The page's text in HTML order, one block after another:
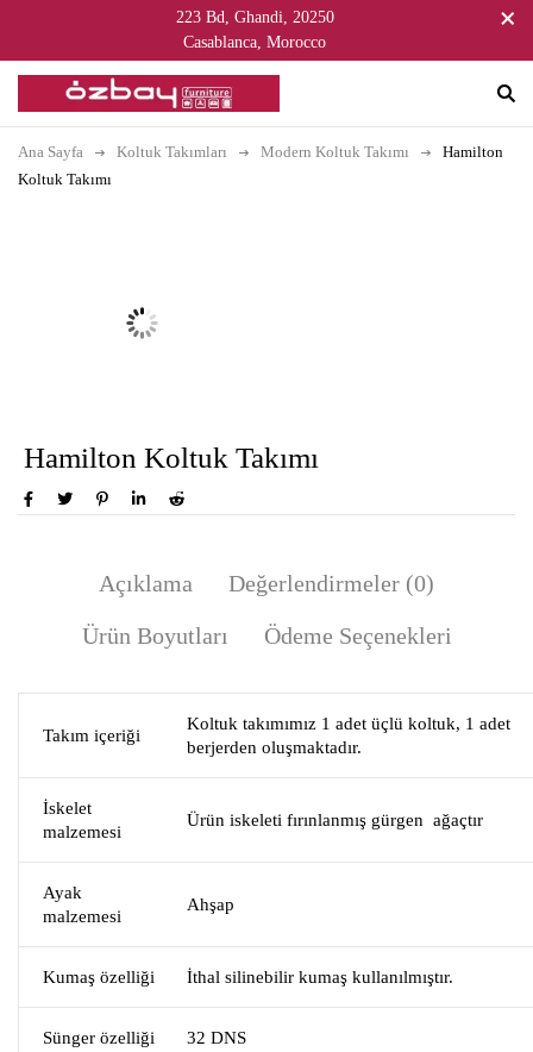
223 Bd, Ghandi, 20250
Casablanca, Morocco
Ana Sayfa Koltuk Takımları Modern Koltuk Takımı
Hamilton
Koltuk Takımı
Hamilton Koltuk Takımı
Açıklama
Değerlendirmeler (0)
Ürün Boyutları
Ödeme Seçenekleri
Takım içeriği
Koltuk takımımız 1 adet üçlü koltuk, 1 adet
berjerden oluşmaktadır.
İskelet
malzemesi
Ürün iskeleti fırınlanmış gürgen ağaçtır
Ayak
malzemesi
Ahşap
Kumaş özelliği İthal silinebilir kumaş kullanılmıştır.
Sünger özelliği 32 DNS